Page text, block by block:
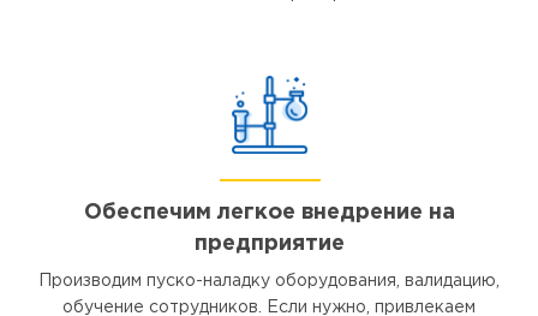
Обеспечим легкое внедрение на
предприятие
Производим пуско-наладку оборудования, валидацию,
обучение сотрудников. Если нужно, привлекаем